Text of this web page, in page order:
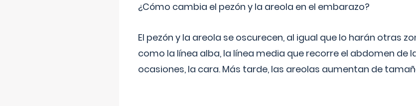
¿Cómo cambia el pezón y la areola en el embarazo?
El pezón y la areola se oscurecen, al igual que lo harán otras
como la línea alba, la línea media que recorre el abdomen de
ocasiones, la cara. Más tarde, las areolas aumentan de